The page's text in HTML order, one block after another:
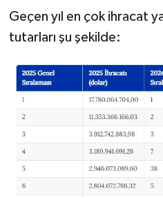
Geçen yıl en çok ihracat
tutarları şu şekilde: